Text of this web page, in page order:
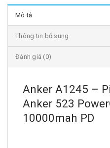
Mô tả
Thông tin bổ sung
Đánh giá (0)
Anker A1245 –
Anker 523
10000mah PD